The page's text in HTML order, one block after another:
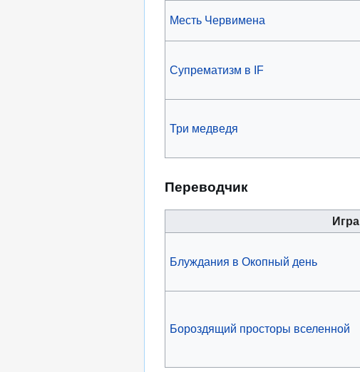
Месть Червимена
Супрематизм в IF
Три медведя
Переводчик
Игра
Блуждания в Окопный день
Бороздящий просторы вселенной